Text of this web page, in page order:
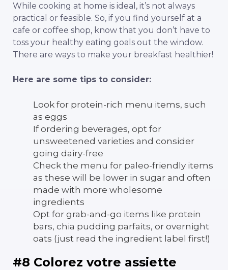
While cooking at home is ideal, it’s not always
practical or feasible. So, if you find yourself at a
cafe or coffee shop, know that you don’t have to
toss your healthy eating goals out the window.
There are ways to make your breakfast healthier!
Here are some tips to consider:
Look for protein-rich menu items, such
as eggs
If ordering beverages, opt for
unsweetened varieties and consider
going dairy-free
Check the menu for paleo-friendly items
as these will be lower in sugar and often
made with more wholesome
ingredients
Opt for grab-and-go items like protein
bars, chia pudding parfaits, or overnight
oats (just read the ingredient label first!)
#8 Colorez votre assiette